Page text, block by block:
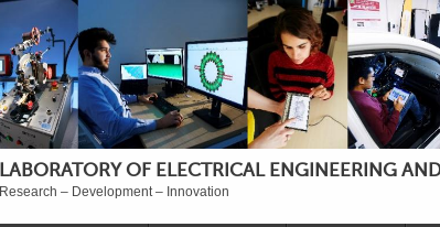
LABORATORY OF ELECTRICAL ENGINEERING
Research – Development – Innovation